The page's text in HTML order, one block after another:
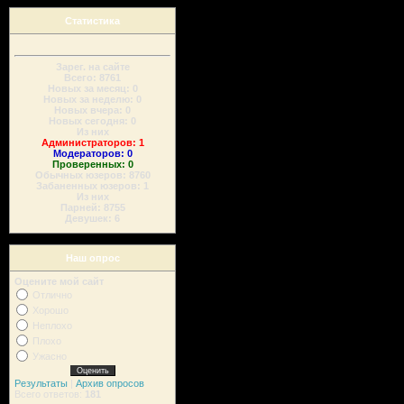
Статистика
Зарег. на сайте
Всего: 8761
Новых за месяц: 0
Новых за неделю: 0
Новых вчера: 0
Новых сегодня: 0
Из них
Администраторов: 1
Модераторов: 0
Проверенных: 0
Обычных юзеров: 8760
Забаненных юзеров: 1
Из них
Парней: 8755
Девушек: 6
Наш опрос
Оцените мой сайт
Отлично
Хорошо
Неплохо
Плохо
Ужасно
Результаты | Архив опросов
Всего ответов: 181